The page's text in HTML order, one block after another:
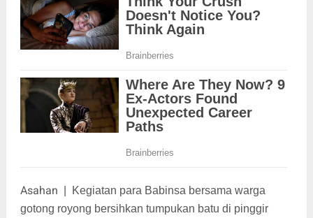
Asahan
Kegiatan para Babinsa bersama warga
gotong royong bersihkan tumpukan batu di pinggir